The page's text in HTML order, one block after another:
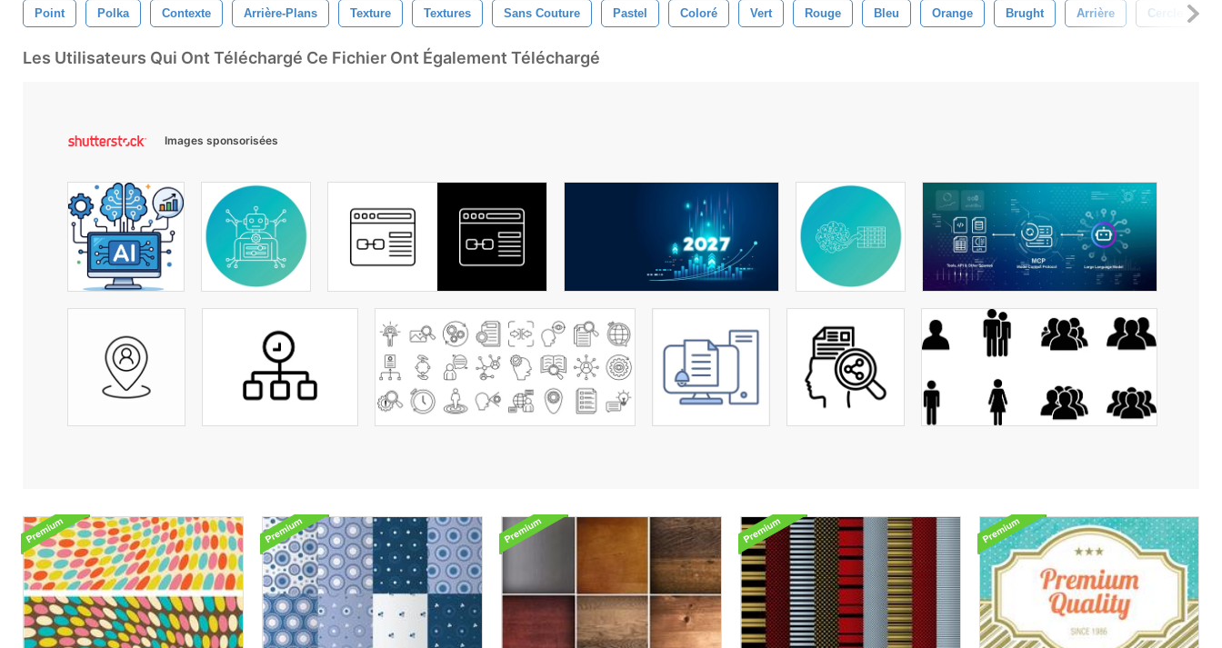
Point Polka Contexte Arrière-Plans Texture Textures Sans Couture Pastel Coloré Vert Rouge Bleu Orange Brught Arrière Cercle
Les Utilisateurs Qui Ont Téléchargé Ce Fichier Ont Également Téléchargé
Images sponsorisées